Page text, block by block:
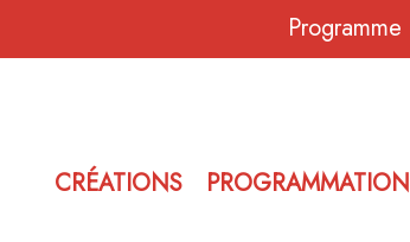
Programme
CRÉATIONS PROGRAMMATION